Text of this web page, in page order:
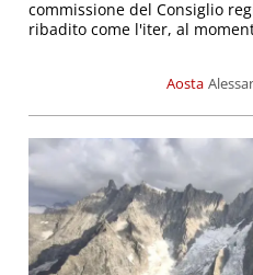
Aosta
commissione del Consiglio
ribadito come l'iter, al